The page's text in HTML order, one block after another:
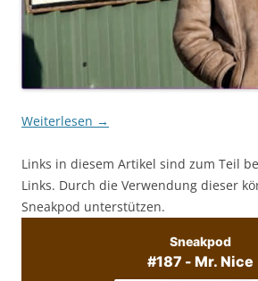
Weiterlesen →
Links in diesem Artikel sind zum Teil
Links. Durch die Verwendung dieser
Sneakpod unterstützen.